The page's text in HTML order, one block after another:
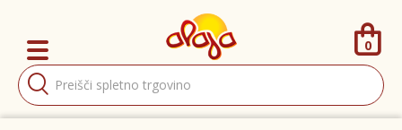
Products
search
0